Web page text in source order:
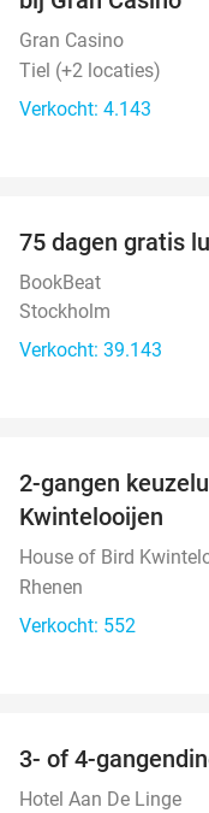
Gran Casino
Tiel (+2 locaties)
Verkocht: 4.143
75 dagen gratis
BookBeat
Stockholm
Verkocht: 39.143
2-gangen
Kwintelooijen
House of Bird
Rhenen
Verkocht: 552
3- of 4-
Hotel Aan De Linge